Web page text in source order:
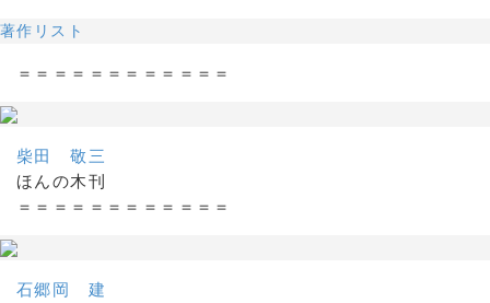
著作リスト
＝＝＝＝＝＝＝＝＝＝＝＝
柴田 敬三
ほんの木刊
＝＝＝＝＝＝＝＝＝＝＝＝
石郷岡 建